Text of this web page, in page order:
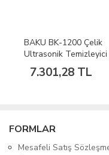
BAKU BK-1200 Çelik
Ultrasonik Temizleyici
PCB Gözlük Saat Takı
Isıtmalı Temizlik Cihazı
7.301,28 TL
FORMLAR
Mesafeli Satış